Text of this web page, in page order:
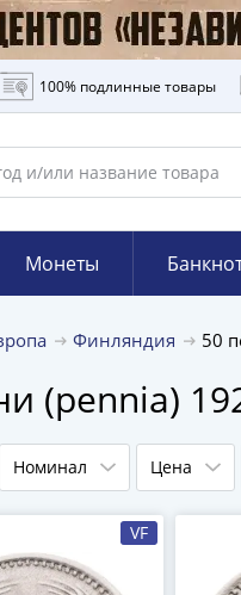
100% подлинные товары
Монеты
Финляндия 50
(pennia)
Номинал Цена
VF